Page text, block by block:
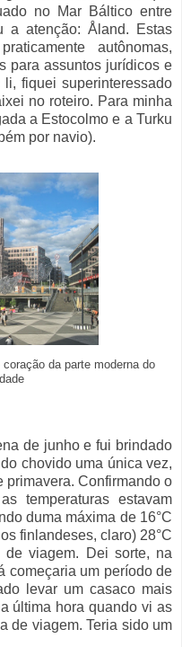
no Mar Báltico entre
a atenção: Åland. Estas
autônomas,
para assuntos jurídicos e
fiquei superinteressado
no roteiro. Para minha
a Estocolmo e a Turku
por navio).
da parte moderna do
junho e fui brindado
chovido uma única vez,
primavera. Confirmando o
temperaturas estavam
duma máxima de 16°C
finlandeses, claro) 28°C
viagem. Dei sorte, na
começaria um período de
levar um casaco mais
última hora quando vi as
de viagem. Teria sido um